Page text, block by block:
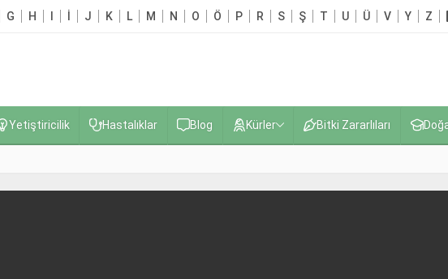
G H J K L M N O Ö P R S Ş T U Ü V Y Z
Yetiştiricilik Hastalıklar Blog Kürler Bitki Zararlıları